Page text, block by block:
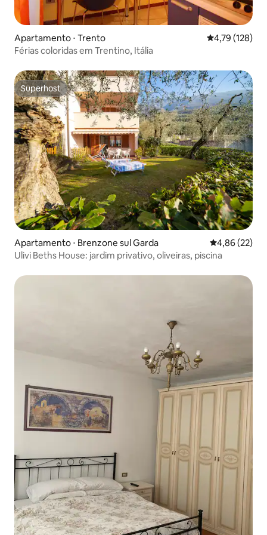
Apartamento ⋅ Trento 4,79 de uma
4,79 (128)
Férias coloridas em Trentino, Itália
Superhost
Superhost
Apartamento ⋅ Brenzone sul Garda 4,86 de uma
4,86 (22)
Ulivi Beths House: jardim privativo, oliveiras, piscina